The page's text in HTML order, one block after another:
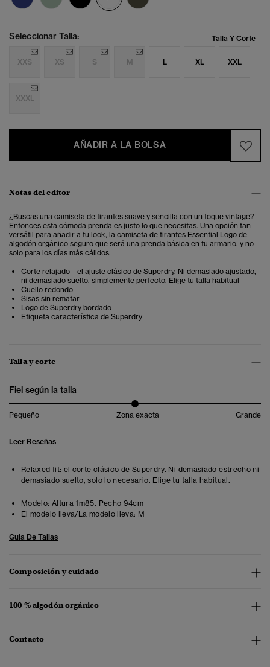
Seleccionar Talla: Talla Y Corte
XXS XS S M L XL XXL
XXXL
AÑADIR A LA BOLSA
Notas del editor
¿Buscas una camiseta de tirantes suave y sencilla con un toque vintage?
Entonces esta cómoda prenda es justo lo que necesitas. Una opción tan
versátil para añadir a tu look, la camiseta de tirantes Essential Logo de
algodón orgánico seguro que será una prenda básica en tu armario, y no
solo para los días más cálidos.
Corte relajado – el ajuste clásico de Superdry. Ni demasiado ajustado,
ni demasiado suelto, simplemente perfecto. Elige tu talla habitual
Cuello redondo
Sisas sin rematar
Logo de Superdry bordado
Etiqueta característica de Superdry
Talla y corte
Fiel según la talla
Pequeño Zona exacta Grande
Leer Reseñas
Relaxed fit: el corte clásico de Superdry. Ni demasiado estrecho ni
demasiado suelto, solo lo necesario. Elige tu talla habitual.
Modelo: Altura 1m85. Pecho 94cm
El modelo lleva/La modelo lleva: M
Guía De Tallas
Composición y cuidado
100 % algodón orgánico
Contacto